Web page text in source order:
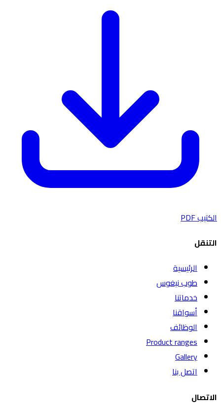
الكتيب PDF
التنقل
الرئيسية
طوب نيغوس
خدماتنا
أسواقنا
الوظائف
Product ranges
Gallery
اتصل بنا
الاتصال